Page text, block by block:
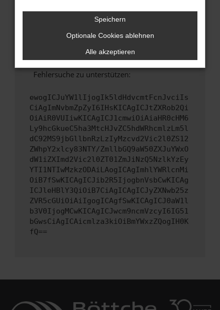
Wende dich an den Webseitenbetreiber.
Wenn du alle oben genannten Schritte versucht
hast, kontaktiere uns bitte. Wir werden
versuchen, das Problem zu beheben. Du kannst
uns diesen Text schicken, um uns bei der
Fehlersuche zu unterstützen:
ewogICJuYW1lIjogIk5ldHdvcmtFcnJvciIs
CiAgImNvbmZpZyI6IHsKICAgICJtZXRob2Qi
OiAiR0VUIiwKICAgICJ1cmwiOiAiaHR0cHM6
Ly9hcGkueC5ha3MtcHJvZC5hdWRhcmlzLm5l
dC92MS9jbGllbnRzLzIyMzcvd2Vic2l0ZS12
ZWhpY2xlcy83NTY/ZmllbGQ9aW50ZXJuYWxO
dW1iZXImd2Vic2l0ZT01ZmJiNzQ5NzlkYzEy
YTI1NTIwMzkzODAiLAogICAgImhlYWRlcnMi
OiB7fSwKICAgICJib2R5IjogbnVsbCwKICAg
ICJleHBlY3QiOiB7CiAgICAgICJyZXNwb25z
ZVR5cGUiOiAiIgogICAgfSwKICAgICJ0aW1l
b3V0IjogMCwKICAgICJwcm9ncmVzcyI6IG51
bGwsCiAgICAicmlza3kiOiBmYWxzZQogIH0K
fQ==
Speichern
Optionale Cookies ablehnen
Alle akzeptieren